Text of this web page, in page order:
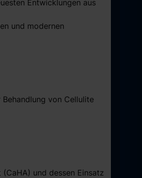
Entwicklungen aus
und modernen
von Cellulite
und dessen Einsatz